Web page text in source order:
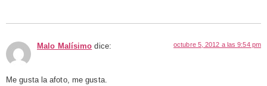
Malo Malísimo dice: octubre 5, 2012 a las 9:54 pm
Me gusta la afoto, me gusta.